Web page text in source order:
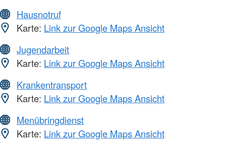
Hausnotruf
Karte: Link zur Google Maps Ansicht
Jugendarbeit
Karte: Link zur Google Maps Ansicht
Krankentransport
Karte: Link zur Google Maps Ansicht
Menübringdienst
Karte: Link zur Google Maps Ansicht